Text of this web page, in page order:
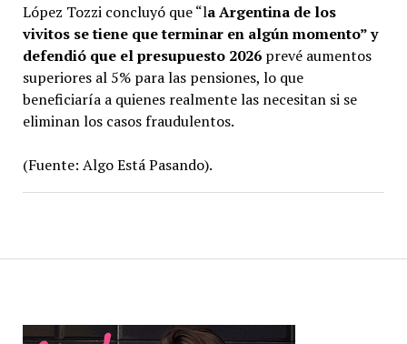
López Tozzi concluyó que “la Argentina de los
vivitos se tiene que terminar en algún momento” y
defendió que el presupuesto 2026 prevé aumentos
superiores al 5% para las pensiones, lo que
beneficiaría a quienes realmente las necesitan si se
eliminan los casos fraudulentos.
(Fuente: Algo Está Pasando).